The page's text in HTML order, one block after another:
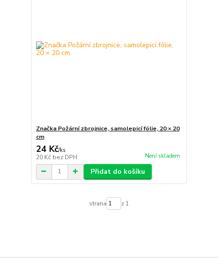
Značka Požární zbrojnice, samolepicí fólie, 20 × 20
cm
24 Kč/ks
20 Kč bez DPH Není skladem
Přidat do košíku
strana z 1